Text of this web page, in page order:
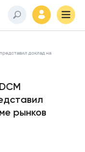
доклад на
рынков